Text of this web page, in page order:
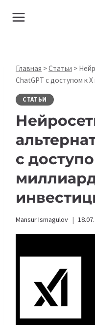
Главная >Статьи >
ChatGPT с доступом к
СТАТЬИ
с
Mansur Ismagulov